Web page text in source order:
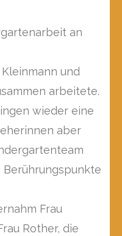
an
und
arbeitete.
wieder eine
aber
Frau
Rother, die